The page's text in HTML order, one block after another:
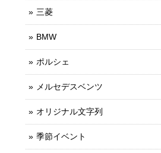
三菱
BMW
ポルシェ
メルセデスベンツ
オリジナル文字列
季節イベント